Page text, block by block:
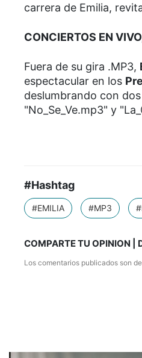
carrera de Emilia,
CONCIERTOS EN
Fuera de su gira .MP3,
espectacular en los
deslumbrando con
"No_Se_Ve.mp3" y
#Hashtag
#EMILIA #MP3
COMPARTE TU OPINION |
Los comentarios publicados son